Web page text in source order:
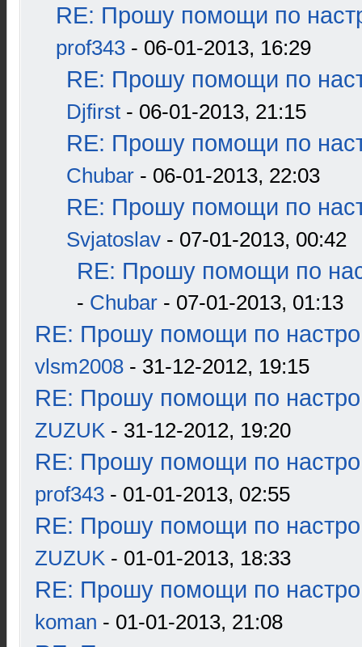
RE: Прошу помощи по
prof343 - 06-01-2013, 16:29
RE: Прошу помощи по
Djfirst - 06-01-2013, 21:15
RE: Прошу помощи по
Chubar - 06-01-2013, 22:03
RE: Прошу помощи по
Svjatoslav - 07-01-2013, 00:42
RE: Прошу помощи по
- Chubar - 07-01-2013, 01:13
RE: Прошу помощи по
vlsm2008 - 31-12-2012, 19:15
RE: Прошу помощи по
ZUZUK - 31-12-2012, 19:20
RE: Прошу помощи по
prof343 - 01-01-2013, 02:55
RE: Прошу помощи по
ZUZUK - 01-01-2013, 18:33
RE: Прошу помощи по
koman - 01-01-2013, 21:08